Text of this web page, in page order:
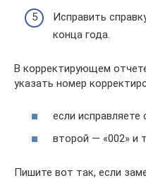
Исправить
конца года.
В корректирующем
указать номер
если
второй — «002» и
Пишите вот так, если